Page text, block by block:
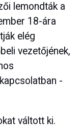
lemondták a
18-ára
elég
vezetőjének,
-
váltott ki.